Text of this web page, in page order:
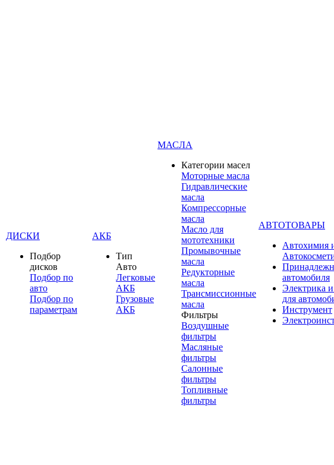
ДИСКИ
Подбор
дисков
Подбор по
авто
Подбор по
параметрам
АКБ
Тип
Авто
Легковые
АКБ
Грузовые
АКБ
МАСЛА
Категории масел
Моторные масла
Гидравлические
масла
Компрессорные
масла
Масло для
мототехники
Промывочные
масла
Редукторные
масла
Трансмиссионные
масла
Фильтры
Воздушные
фильтры
Масляные
фильтры
Салонные
фильтры
Топливные
фильтры
АВТОТОВАРЫ
Автохимия
автомобиля
Электрика
для
Инструмент